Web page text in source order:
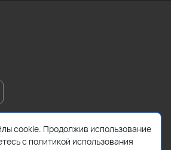
cookie. Продолжив использование
с политикой использования